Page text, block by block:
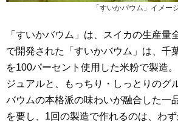
「すいかバウム」イメー
「すいかバウム」は、スイカの生産量
で開発された「すいかバウム」は、千
を100パーセント使用した米粉で製造
ジュアルと、もっちり・しっとりのグ
バウムの本格派の味わいが融合した一
を要し、1回の製造で作れるのは、わず